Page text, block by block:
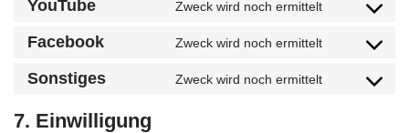
YouTube Zweck wird noch ermittelt
Facebook Zweck wird noch ermittelt
Sonstiges Zweck wird noch ermittelt
7. Einwilligung